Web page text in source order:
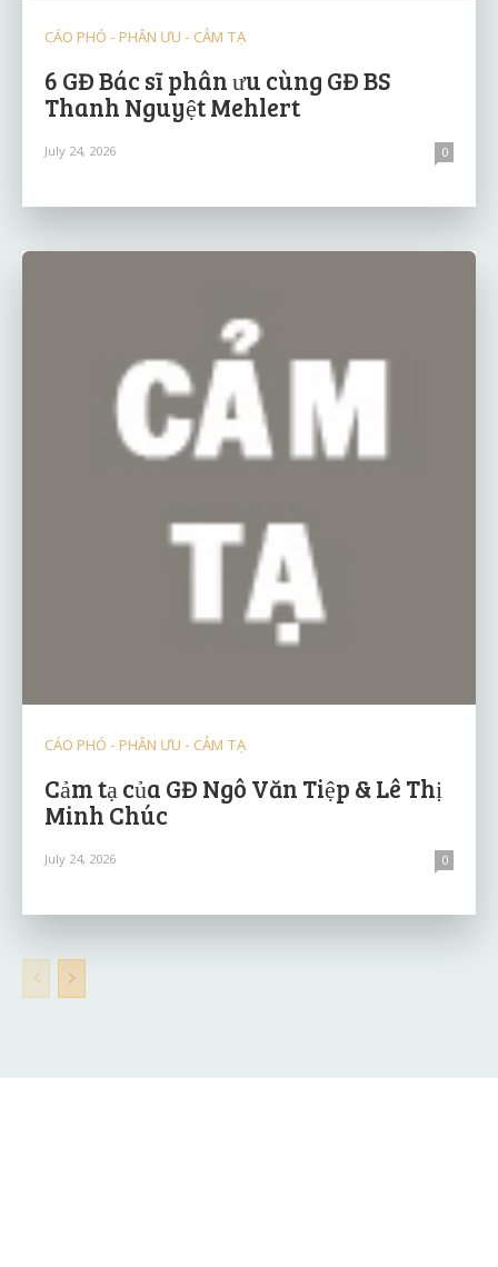
CÁO PHÓ - PHÂN ƯU - CẢM TẠ
6 GĐ Bác sĩ phân ưu cùng GĐ BS
Thanh Nguyệt Mehlert
July 24, 2026 0
CÁO PHÓ - PHÂN ƯU - CẢM TẠ
Cảm tạ của GĐ Ngô Văn Tiệp & Lê Thị
Minh Chúc
July 24, 2026 0